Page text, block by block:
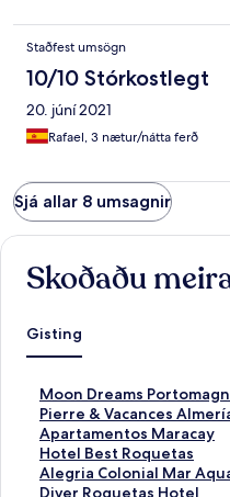
Staðfest umsögn
10/10 Stórkostlegt
20. júní 2021
Rafael, 3 nætur/nátta ferð
Sjá allar 8 umsagnir
Skoðaðu
Gisting
Moon Dreams
H
l
e
k
k
u
Pierre & Vacances
H
l
e
k
k
Apartamentos Maracay
H
l
e
k
Hotel Best Roquetas
H
l
e
Alegria Colonial Mar
H
lDiver Roquetas Hotel
H